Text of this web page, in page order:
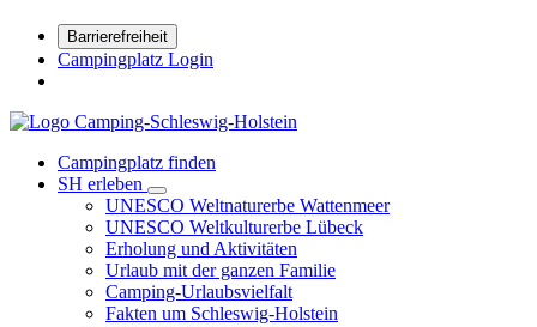
Barrierefreiheit
Campingplatz Login
Campingplatz finden
SH erleben
UNESCO Weltnaturerbe Wattenmeer
UNESCO Weltkulturerbe Lübeck
Erholung und Aktivitäten
Urlaub mit der ganzen Familie
Camping-Urlaubsvielfalt
Fakten um Schleswig-Holstein